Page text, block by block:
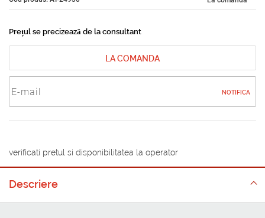
Prețul se precizează de la consultant
LA COMANDA
NOTIFICA
verificati pretul si disponibilitatea la operator
Descriere